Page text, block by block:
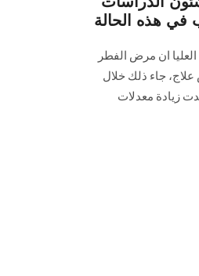
في هذه الحالة
ان مرض الفطر
جاء ذلك خلال
زيادة معدلات